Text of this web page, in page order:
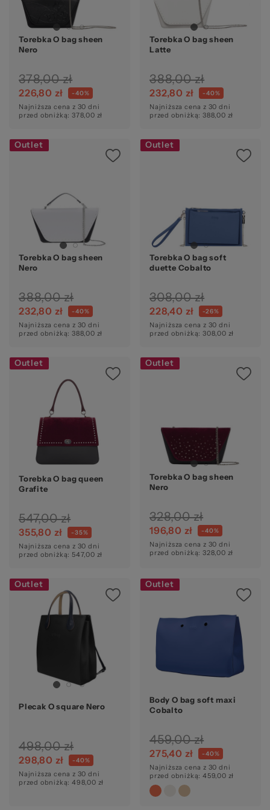
Torebka O bag sheen
Nero
378,00 zł
226,80 zł -40%
Najniższa cena z 30 dni
przed obniżką: 378,00 zł
Torebka O bag sheen
Latte
388,00 zł
232,80 zł -40%
Najniższa cena z 30 dni
przed obniżką: 388,00 zł
Outlet
Torebka O bag sheen
Nero
388,00 zł
232,80 zł -40%
Najniższa cena z 30 dni
przed obniżką: 388,00 zł
Outlet
Torebka O bag soft
duette Cobalto
308,00 zł
228,40 zł -26%
Najniższa cena z 30 dni
przed obniżką: 308,00 zł
Outlet
Torebka O bag queen
Grafite
547,00 zł
355,80 zł -35%
Najniższa cena z 30 dni
przed obniżką: 547,00 zł
Outlet
Torebka O bag sheen
Nero
328,00 zł
196,80 zł -40%
Najniższa cena z 30 dni
przed obniżką: 328,00 zł
Outlet
Plecak O square Nero
498,00 zł
298,80 zł -40%
Najniższa cena z 30 dni
przed obniżką: 498,00 zł
Outlet
Body O bag soft maxi
Cobalto
459,00 zł
275,40 zł -40%
Najniższa cena z 30 dni
przed obniżką: 459,00 zł